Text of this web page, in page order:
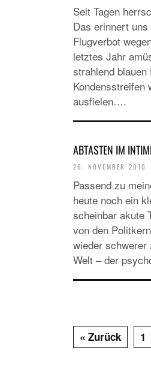
Seit Tagen
Das erinnert
Flugverbot
letztes Jahr
strahlend
Kondensstreifen
ausfielen….
ABTASTEN IM
26. NOVEMBER 2010
Passend zu
heute noch ein
scheinbar akute
von den
wieder schwerer
Welt – der
« Zurück 1